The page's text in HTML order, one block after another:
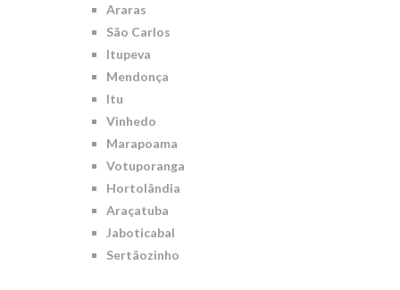
Araras
São Carlos
Itupeva
Mendonça
Itu
Vinhedo
Marapoama
Votuporanga
Hortolândia
Araçatuba
Jaboticabal
Sertãozinho